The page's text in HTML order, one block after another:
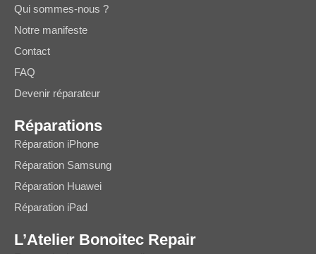
Qui sommes-nous ?
Notre manifeste
Contact
FAQ
Devenir réparateur
Réparations
Réparation iPhone
Réparation Samsung
Réparation Huawei
Réparation iPad
L’Atelier Bonoitec Repair